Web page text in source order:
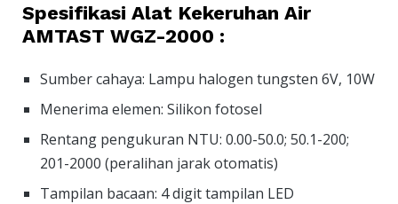
Spesifikasi Alat Kekeruhan Air
AMTAST WGZ-2000 :
Sumber cahaya: Lampu halogen tungsten 6V, 10W
Menerima elemen: Silikon fotosel
Rentang pengukuran NTU: 0.00-50.0; 50.1-200;
201-2000 (peralihan jarak otomatis)
Tampilan bacaan: 4 digit tampilan LED